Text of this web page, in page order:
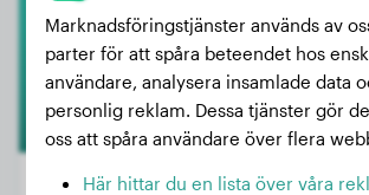
Marknadsföringstjänster används av
parter för att spåra beteendet hos
användare, analysera insamlade data
personlig reklam. Dessa tjänster gör
oss att spåra användare över flera
Här hittar du en lista över våra